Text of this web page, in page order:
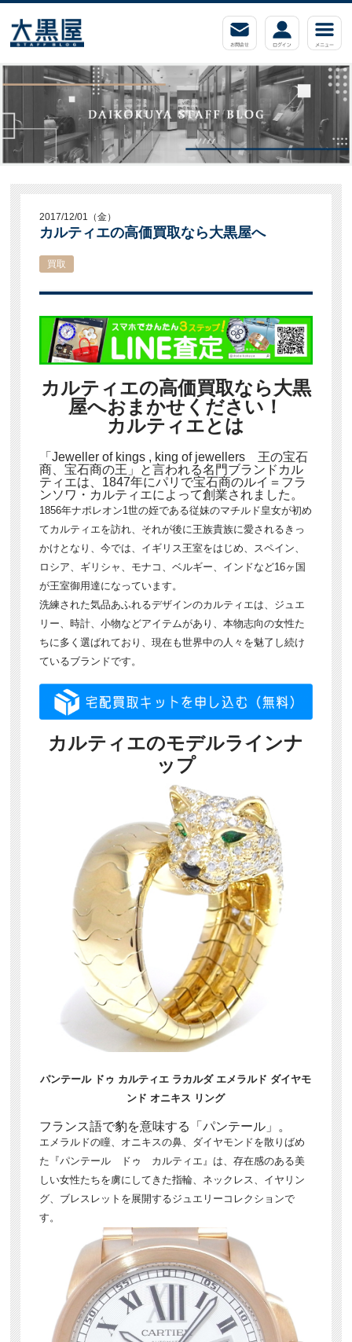
2017/12/01（金）
カルティエの高価買取なら大黒屋へ
買取
カルティエの高価買取なら大黒
屋へおまかせください！
カルティエとは
「Jeweller of kings , king of jewellers 王の宝石
商、宝石商の王」と言われる名門ブランドカル
ティエは、1847年にパリで宝石商のルイ＝フラ
ンソワ・カルティエによって創業されました。
1856年ナポレオン1世の姪である従妹のマチルド皇女が初め
てカルティエを訪れ、それが後に王族貴族に愛されるきっ
かけとなり、今では、イギリス王室をはじめ、スペイン、
ロシア、ギリシャ、モナコ、ベルギー、インドなど16ヶ国
が王室御用達になっています。
洗練された気品あふれるデザインのカルティエは、ジュエ
リー、時計、小物などアイテムがあり、本物志向の女性た
ちに多く選ばれており、現在も世界中の人々を魅了し続け
ているブランドです。
カルティエのモデルラインナ
ップ
パンテール ドゥ カルティエ ラカルダ エメラルド ダイヤモ
ンド オニキス リング
フランス語で豹を意味する「パンテール」。
エメラルドの瞳、オニキスの鼻、ダイヤモンドを散りばめ
た『パンテール ドゥ カルティエ』は、存在感のある美
しい女性たちを虜にしてきた指輪、ネックレス、イヤリン
グ、ブレスレットを展開するジュエリーコレクションで
す。